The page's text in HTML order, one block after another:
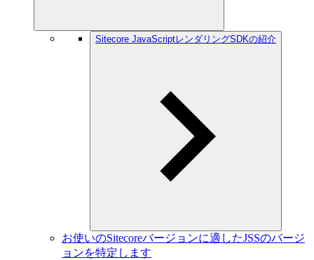
Sitecore JavaScriptレンダリングSDKの紹介
お使いのSitecoreバージョンに適したJSSのバージ
ョンを特定します